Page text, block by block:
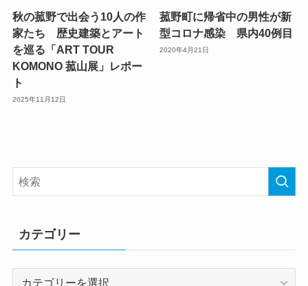
秋の菰野で出会う10人の作
家たち 歴史建築とアート
を巡る「ART TOUR
KOMONO 菰山展」レポー
ト
2025年11月12日
菰野町に帰省中の男性が新
型コロナ感染 県内40例目
2020年4月21日
カテゴリー